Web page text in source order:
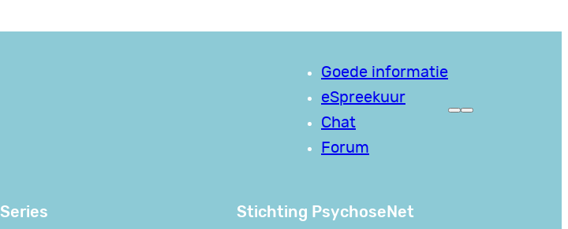
Goede informatie
eSpreekuur
Chat
Forum
Series Stichting PsychoseNet